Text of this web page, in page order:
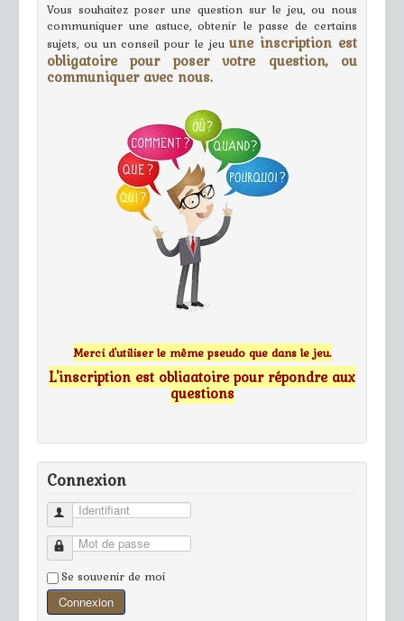
Vous souhaitez poser une question sur le jeu, ou nous
communiquer une astuce, obtenir le passe de certains
sujets, ou un conseil pour le jeuune inscription est
obligatoire pour poser votre question, ou
communiquer avec nous.
Merci d'utiliser le même pseudo que dans le jeu.
L'inscription est obligatoire pour répondre aux
questions
Connexion
Identifiant
Mot de passe
Se souvenir de moi
Connexion